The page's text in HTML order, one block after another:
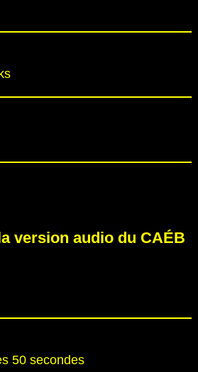
version audio du CAÉB
50 secondes